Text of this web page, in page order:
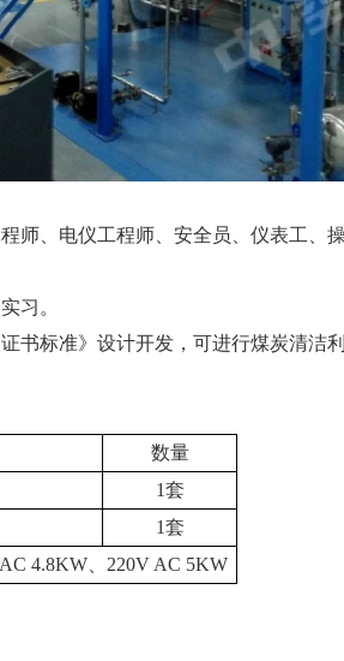
师、电仪工程师、安全员、仪表工、
习。
书标准》设计开发，可进行煤炭清洁
数量
1套
1套
4.8KW、220V AC 5KW